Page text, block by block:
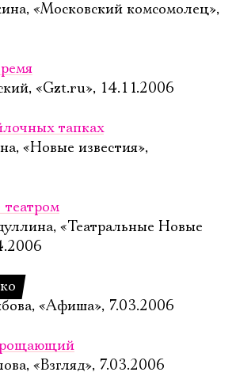
«Московский комсомолец»,
«Gzt.ru», 14.11.2006
тапках
«Новые известия»,
«Театральные Новые
«Афиша», 7.03.2006
«Взгляд», 7.03.2006